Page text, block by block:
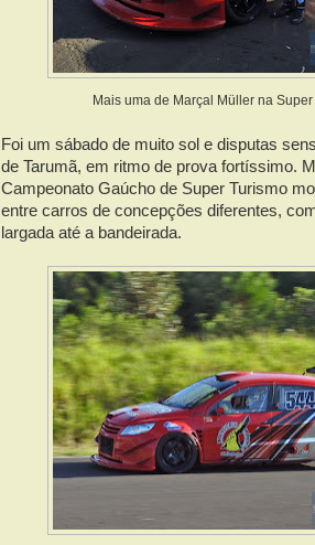
Mais uma de Marçal Müller na
Foi um sábado de muito sol e disputas
de Tarumã, em ritmo de prova fortíssimo.
Campeonato Gaúcho de Super Turismo
entre carros de concepções diferentes,
largada até a bandeirada.